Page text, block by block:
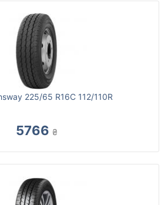
225/65 R16C 112/110R
5766 ₴